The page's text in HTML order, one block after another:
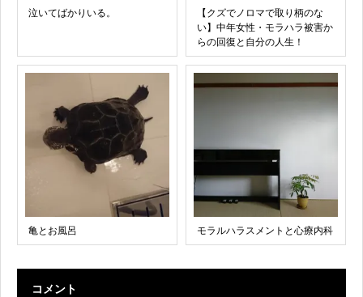
泣いてばかりいる。
【クズでノロマで取り柄のな
い】中年女性・モラハラ被害か
らの回復と自分の人生！
亀とお風呂 モラルハラスメントと心療内科
コメント